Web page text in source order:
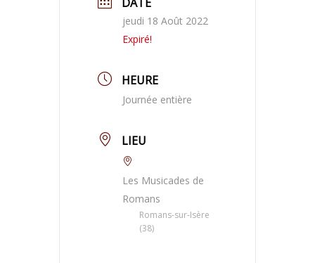
jeudi 18 Août 2022
Expiré!
HEURE
Journée entière
LIEU
Les Musicades de
Romans
Romans-sur-Isère
(38)